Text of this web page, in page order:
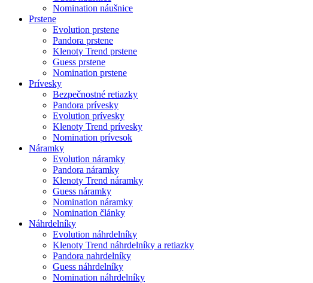
Nomination náušnice
Prstene
Evolution prstene
Pandora prstene
Klenoty Trend prstene
Guess prstene
Nomination prstene
Prívesky
Bezpečnostné retiazky
Pandora prívesky
Evolution prívesky
Klenoty Trend prívesky
Nomination prívesok
Náramky
Evolution náramky
Pandora náramky
Klenoty Trend náramky
Guess náramky
Nomination náramky
Nomination články
Náhrdelníky
Evolution náhrdelníky
Klenoty Trend náhrdelníky a retiazky
Pandora nahrdelníky
Guess náhrdelníky
Nomination náhrdelníky